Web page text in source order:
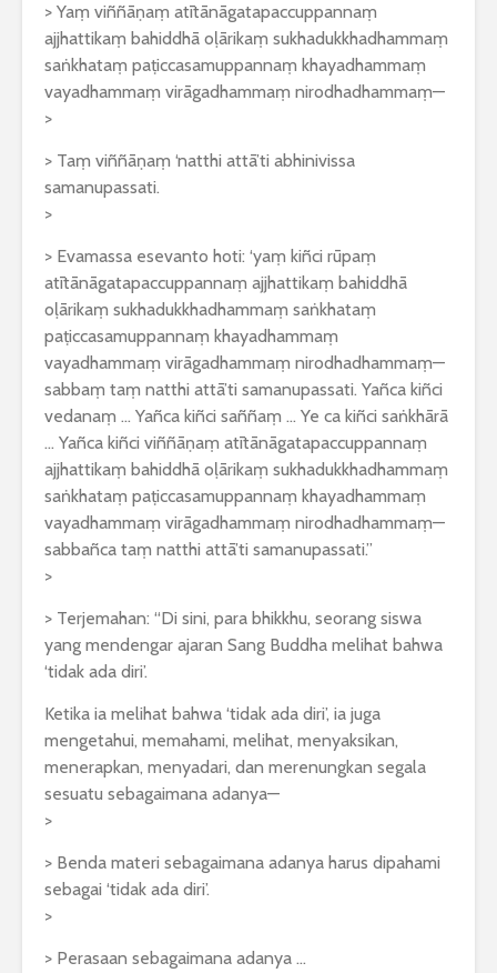
> Yaṃ viññāṇaṃ atītānāgatapaccuppannaṃ
ajjhattikaṃ bahiddhā oḷārikaṃ sukhadukkhadhammaṃ
saṅkhataṃ paṭiccasamuppannaṃ khayadhammaṃ
vayadhammaṃ virāgadhammaṃ nirodhadhammaṃ—
>
> Taṃ viññāṇaṃ ‘natthi attā’ti abhinivissa
samanupassati.
>
> Evamassa esevanto hoti: ‘yaṃ kiñci rūpaṃ
atītānāgatapaccuppannaṃ ajjhattikaṃ bahiddhā
oḷārikaṃ sukhadukkhadhammaṃ saṅkhataṃ
paṭiccasamuppannaṃ khayadhammaṃ
vayadhammaṃ virāgadhammaṃ nirodhadhammaṃ—
sabbaṃ taṃ natthi attā’ti samanupassati. Yañca kiñci
vedanaṃ … Yañca kiñci saññaṃ … Ye ca kiñci saṅkhārā
… Yañca kiñci viññāṇaṃ atītānāgatapaccuppannaṃ
ajjhattikaṃ bahiddhā oḷārikaṃ sukhadukkhadhammaṃ
saṅkhataṃ paṭiccasamuppannaṃ khayadhammaṃ
vayadhammaṃ virāgadhammaṃ nirodhadhammaṃ—
sabbañca taṃ natthi attā’ti samanupassati.”
>
> Terjemahan: “Di sini, para bhikkhu, seorang siswa
yang mendengar ajaran Sang Buddha melihat bahwa
‘tidak ada diri’.
Ketika ia melihat bahwa ‘tidak ada diri’, ia juga
mengetahui, memahami, melihat, menyaksikan,
menerapkan, menyadari, dan merenungkan segala
sesuatu sebagaimana adanya—
>
> Benda materi sebagaimana adanya harus dipahami
sebagai ‘tidak ada diri’.
>
> Perasaan sebagaimana adanya …